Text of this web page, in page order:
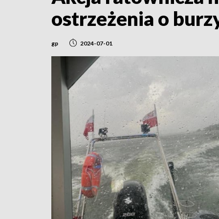
ostrzeżenia o
gp 2024-07-01